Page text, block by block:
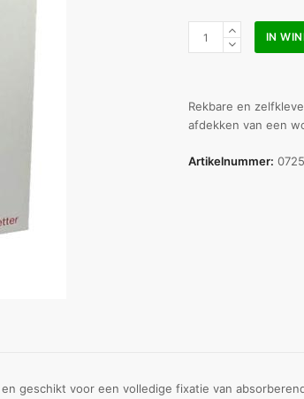
Rudavlies
x
8
a
IN
Rekbare en
afdekken van een
Artikelnummer:
geschikt voor een volledige fixatie van